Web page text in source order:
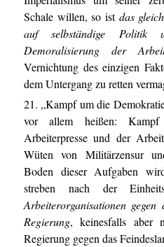
Schale willen, so ist das
auf selbständige Politik
Demoralisierung der
Vernichtung des einzigen
dem Untergang zu retten
21. „Kampf um die
vor allem heißen:
Arbeiterpresse und der
Wüten von Militärzensur
Boden dieser Aufgaben
streben nach der
Arbeiterorganisationen gegen
Regierung, keinesfalls aber
Regierung gegen das